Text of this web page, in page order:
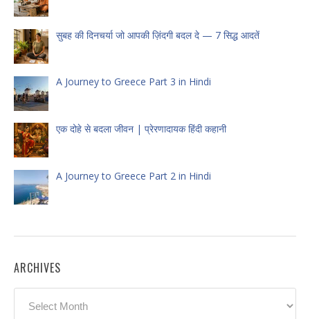
सुबह की दिनचर्या जो आपकी ज़िंदगी बदल दे — 7 सिद्ध आदतें
A Journey to Greece Part 3 in Hindi
एक दोहे से बदला जीवन | प्रेरणादायक हिंदी कहानी
A Journey to Greece Part 2 in Hindi
ARCHIVES